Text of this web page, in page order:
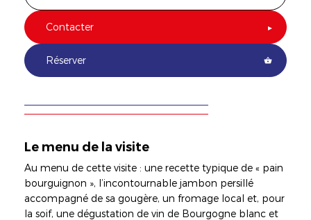
Contacter
Réserver
Le menu de la visite
Au menu de cette visite : une recette typique de « pain
bourguignon », l’incontournable jambon persillé
accompagné de sa gougère, un fromage local et, pour
la soif, une dégustation de vin de Bourgogne blanc et